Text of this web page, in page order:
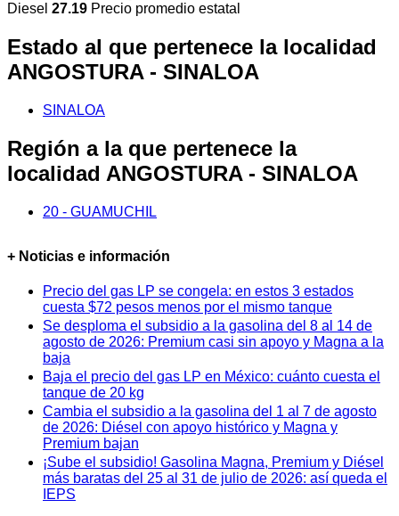
Diesel 27.19 Precio promedio estatal
Estado al que pertenece la localidad
ANGOSTURA - SINALOA
SINALOA
Región a la que pertenece la
localidad ANGOSTURA - SINALOA
20 - GUAMUCHIL
+ Noticias e información
Precio del gas LP se congela: en estos 3 estados
cuesta $72 pesos menos por el mismo tanque
Se desploma el subsidio a la gasolina del 8 al 14 de
agosto de 2026: Premium casi sin apoyo y Magna a la
baja
Baja el precio del gas LP en México: cuánto cuesta el
tanque de 20 kg
Cambia el subsidio a la gasolina del 1 al 7 de agosto
de 2026: Diésel con apoyo histórico y Magna y
Premium bajan
¡Sube el subsidio! Gasolina Magna, Premium y Diésel
más baratas del 25 al 31 de julio de 2026: así queda el
IEPS